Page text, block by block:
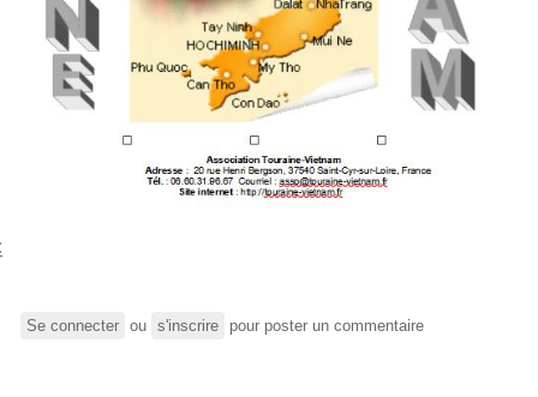
Se connecter ou s'inscrire pour poster un commentaire